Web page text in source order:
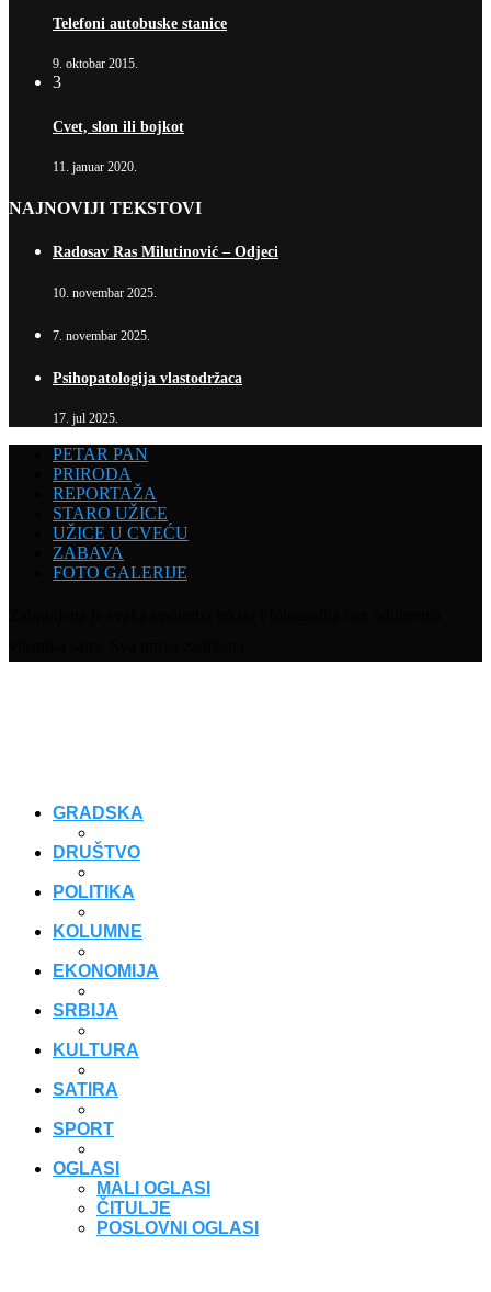
Telefoni autobuske stanice
9. oktobar 2015.
3
Cvet, slon ili bojkot
11. januar 2020.
NAJNOVIJI TEKSTOVI
Radosav Ras Milutinović – Odjeci
10. novembar 2025.
7. novembar 2025.
Psihopatologija vlastodržaca
17. jul 2025.
PETAR PAN
PRIRODA
REPORTAŽA
STARO UŽICE
UŽICE U CVEĆU
ZABAVA
FOTO GALERIJE
GRADSKA
DRUŠTVO
POLITIKA
KOLUMNE
EKONOMIJA
SRBIJA
KULTURA
SATIRA
SPORT
OGLASI
MALI OGLASI
ČITULJE
POSLOVNI OGLASI